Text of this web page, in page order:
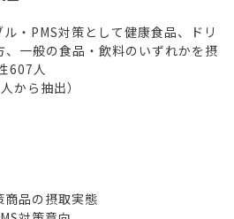
・PMS対策として健康食品、ドリ
、一般の食品・飲料のいずれかを摂
607人
から抽出）
品の摂取実態